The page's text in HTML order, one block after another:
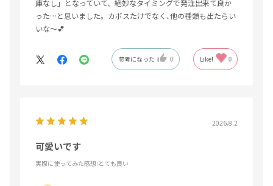
庫なし」となっていて、絶妙なタイミングで発注出来て良か
った…と思いました。カボスたけでなく､他の種類も出たらい
いな〜💕
参考になった 0 Like! 0
2026.8.2
可愛いです
実際に使ってみた感想:とても良い